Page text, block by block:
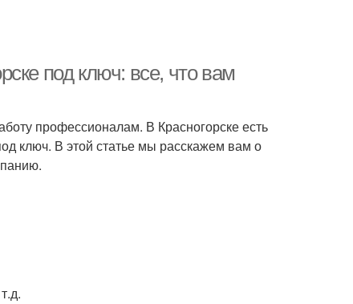
под ключ: все, что вам
профессионалам. В Красногорске есть
ключ. В этой статье мы расскажем вам о